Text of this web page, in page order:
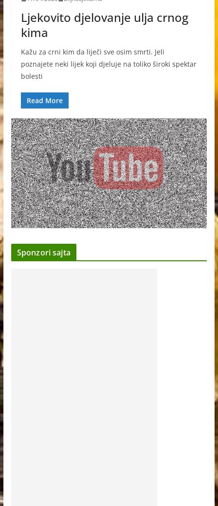
Ljekovito djelovanje ulja crnog
kima
Kažu za crni kim da liječi sve osim smrti. Jeli
poznajete neki lijek koji djeluje na toliko široki spektar
bolesti
Read More
Sponzori sajta